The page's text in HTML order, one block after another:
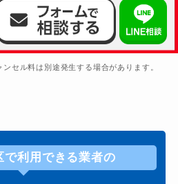
セル料は別途発生する場合があります。
で利用できる業者の